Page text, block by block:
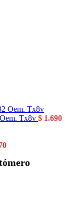
Tx8v $ 1.690